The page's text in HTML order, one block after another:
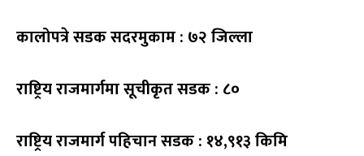
कालोपत्रे सडक सदरमुकाम : ७२ जिल्ला
राष्ट्रिय राजमार्गमा सूचीकृत सडक : ८०
राष्ट्रिय राजमार्ग पहिचान सडक : १४,९१३ किमि